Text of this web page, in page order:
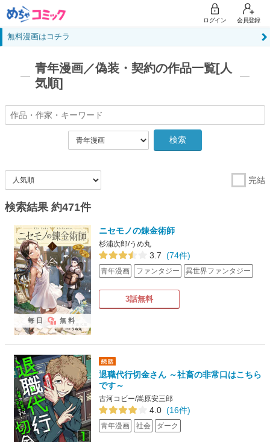
ログイン 会員登録
無料漫画はコチラ
青年漫画／偽装・契約の作品一覧[人
気順]
検索
完結
検索結果 約471件
ニセモノの錬金術師
杉浦次郎/うめ丸
3.7 (74件)
青年漫画 ファンタジー 異世界ファンタジー
3話無料
毎日 無料
退職代行切金さん ～社畜の非常口はこちら
です～
古河コビー/嵩原安三郎
4.0 (16件)
青年漫画 社会 ダーク